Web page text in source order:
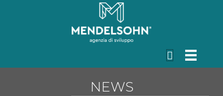
NEWS